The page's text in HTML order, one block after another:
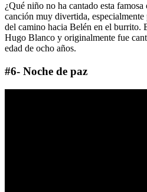
¿Qué niño no ha cantado esta
canción muy divertida, especialmente
del camino hacia Belén en el burrito.
Hugo Blanco y originalmente fue
edad de ocho años.
#6- Noche de paz